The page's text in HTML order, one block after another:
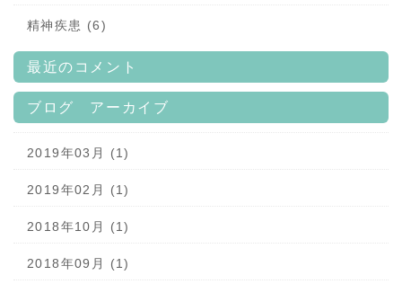
精神疾患 (6)
最近のコメント
ブログ アーカイブ
2019年03月 (1)
2019年02月 (1)
2018年10月 (1)
2018年09月 (1)